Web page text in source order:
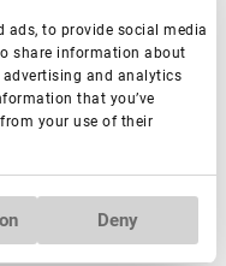
ads, to provide social media
share information about
and analytics
that you’ve
your use of their
Deny
uniquement.
à l’abri de la
chaleur. Tenir hors de